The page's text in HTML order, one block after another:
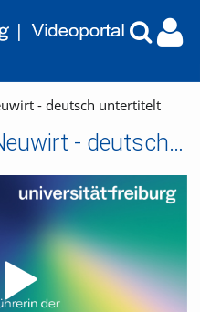
- deutsch untertitelt
ZEIT für X - Emilia Neuwirt - deutsch untertitelt